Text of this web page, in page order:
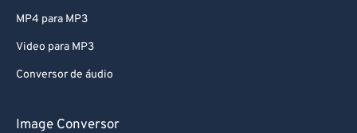
MP4 para MP3
Video para MP3
Conversor de áudio
Image Conversor